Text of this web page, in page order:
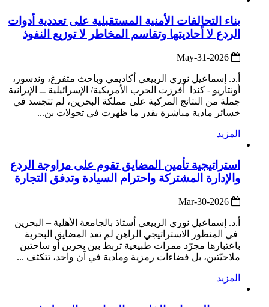
بناء التحالفات الأمنية المستقبلية على تعددية أدوات
الردع لا أحاديتها وتقاسم المخاطر لا توزيع النفوذ
أ.د. إسماعيل نوري الربيعي أكاديمي وباحث متفرغ، وندسور،
أونتاريو - كندا أفرزت الحرب الأمريكية/ الإسرائيلية ــ الإيرانية
جملة من النتائج المركبة على مملكة البحرين، لم تتجسد في
خسائر مادية مباشرة بقدر ما ظهرت في تحولات بن...
المزيد
استراتيجية تأمين المضايق تقوم على مزاوجة الردع
والإدارة المشتركة واحترام السيادة وتدفق التجارة
أ.د. إسماعيل نوري الربيعي أستاذ بالجامعة الأهلية – البحرين
في المنظور الاستراتيجي الراهن لم تعد المضايق البحرية
باعتبارها مجرّد ممرات طبيعية تربط بين بحرين أو ساحتين
ملاحيّتين، بل فضاءات رمزية ومادية في آن واحد، تتكثف ...
المزيد